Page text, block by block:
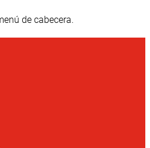
de cabecera.